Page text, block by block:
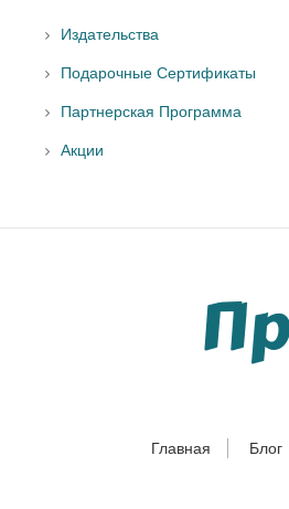
Издательства
Подарочные Сертификаты
Партнерская Программа
Акции
Главная Блог